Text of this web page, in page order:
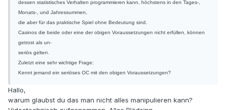
dessen statistisches Verhalten programmieren kann, höchstens in den Tages-,
Monats-, und Jahressummen,
die aber für das praktische Spiel ohne Bedeutung sind.
Casinos die beide oder eine der obigen Voraussetzungen nicht erfüllen, können
getrost als un-
seriös gelten.
Zuletzt eine sehr wichtige Frage:
Kennt jemand ein seriöses OC mit den obigen Voraussetzungen?
Hallo,
warum glaubst du das man nicht alles manipulieren kann?